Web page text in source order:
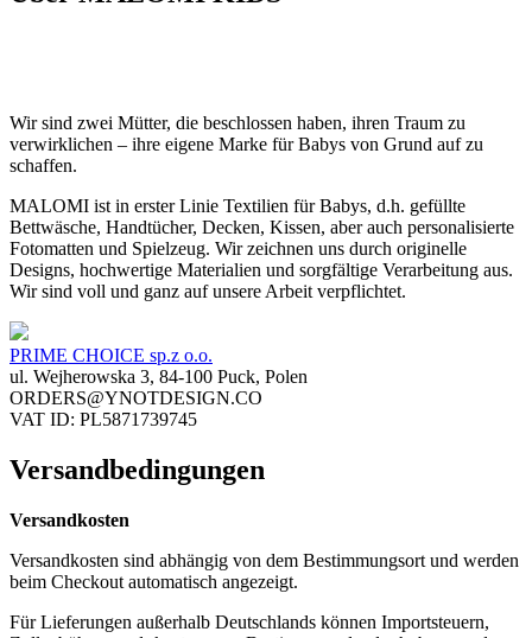
Wir sind zwei Mütter, die beschlossen haben, ihren Traum zu
verwirklichen – ihre eigene Marke für Babys von Grund auf zu
schaffen.
MALOMI ist in erster Linie Textilien für Babys, d.h. gefüllte
Bettwäsche, Handtücher, Decken, Kissen, aber auch personalisierte
Fotomatten und Spielzeug. Wir zeichnen uns durch originelle
Designs, hochwertige Materialien und sorgfältige Verarbeitung aus.
Wir sind voll und ganz auf unsere Arbeit verpflichtet.
PRIME CHOICE sp.z o.o.
ul. Wejherowska 3, 84-100 Puck, Polen
ORDERS@YNOTDESIGN.CO
VAT ID: PL5871739745
Versandbedingungen
Versandkosten
Versandkosten sind abhängig von dem Bestimmungsort und werden
beim Checkout automatisch angezeigt.
Für Lieferungen außerhalb Deutschlands können Importsteuern,